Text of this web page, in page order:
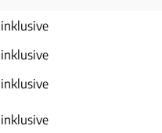
inklusive
inklusive
inklusive
inklusive